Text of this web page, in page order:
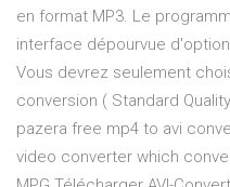
en format MP3. Le
interface dépourvue
Vous devrez seulement
conversion ( Standard
pazera free mp4 to avi
video converter which